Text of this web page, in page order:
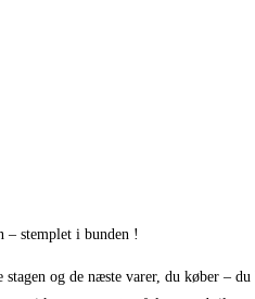
– stemplet i bunden !
og de næste varer, du køber – du